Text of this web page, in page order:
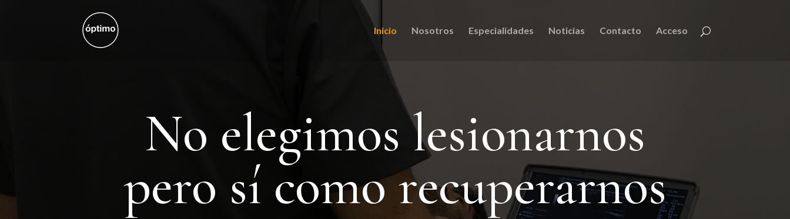
Inicio Nosotros Especialidades Noticias Contacto Acceso
No elegimos lesionarnos
pero sí como recuperarnos